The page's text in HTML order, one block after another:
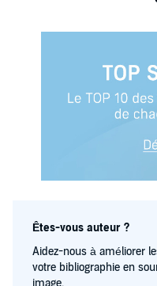
Êtes-vous auteur ?
Aidez-nous à améliorer
votre bibliographie en
image.